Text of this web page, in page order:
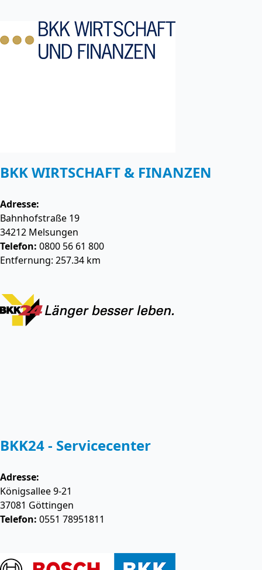
BKK WIRTSCHAFT & FINANZEN
Adresse:
Bahnhofstraße 19
34212 Melsungen
Telefon: 0800 56 61 800
Entfernung: 257.34 km
BKK24 - Servicecenter
Adresse:
Königsallee 9-21
37081 Göttingen
Telefon: 0551 78951811